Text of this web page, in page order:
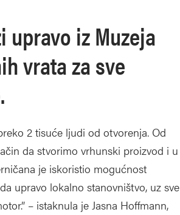
upravo iz Muzeja
vrata za sve
2 tisuće ljudi od otvorenja. Od
da stvorimo vrhunski proizvod i u
je iskoristio mogućnost
upravo lokalno stanovništvo, uz sve
– istaknula je Jasna Hoffmann,